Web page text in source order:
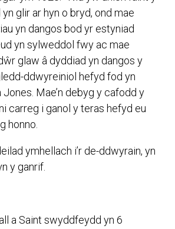
glir ar hyn o bryd, ond mae
yn dangos bod yr estyniad
yn sylweddol fwy ac mae
glaw â dyddiad yn dangos y
ddwyreiniol hefyd fod yn
Mae’n debyg y cafodd y
carreg i ganol y teras hefyd eu
honno.
ymhellach i’r de-ddwyrain, yn
y ganrif.
a Saint swyddfeydd yn 6